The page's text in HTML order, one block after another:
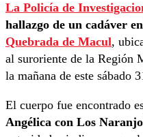
La Policía de
hallazgo de un cadáver
Quebrada de Macul,
al suroriente de la Región
la mañana de este sábado
El cuerpo fue encontrado
Angélica con Los